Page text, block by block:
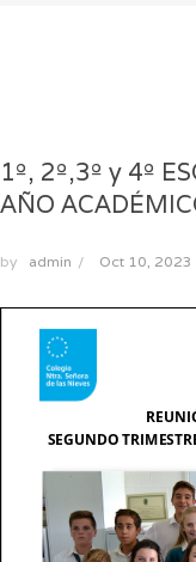
1º, 2º,3º y 4º
AÑO
by admin / Oct 10, 2023